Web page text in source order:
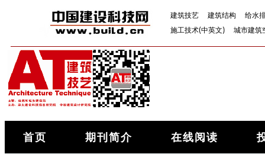
建筑技艺 建筑结构
给水
施工技术(中英文)
城市建筑
首页 期刊简介 在线阅读